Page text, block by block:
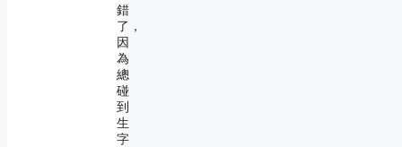
錯
了，
因
為
總
碰
到
生
字